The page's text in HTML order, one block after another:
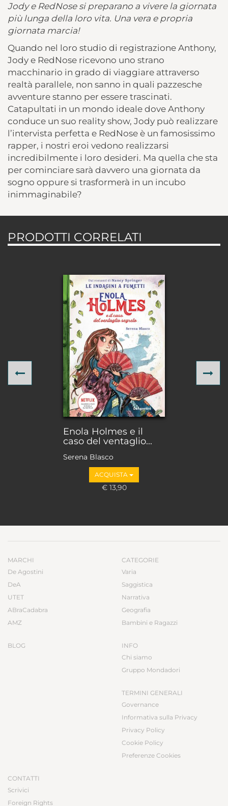
Jody e RedNose si preparano a vivere la giornata
più lunga della loro vita. Una vera e propria
giornata marcia!
Quando nel loro studio di registrazione Anthony,
Jody e RedNose ricevono uno strano
macchinario in grado di viaggiare attraverso
realtà parallele, non sanno in quali pazzesche
avventure stanno per essere trascinati.
Catapultati in un mondo ideale dove Anthony
conduce un suo reality show, Jody può realizzare
l’intervista perfetta e RedNose è un famosissimo
rapper, i nostri eroi vedono realizzarsi
incredibilmente i loro desideri. Ma quella che sta
per cominciare sarà davvero una giornata da
sogno oppure si trasformerà in un incubo
inimmaginabile?
PRODOTTI CORRELATI
Enola Holmes e il
caso del ventaglio...
Serena Blasco
ACQUISTA
€ 13,90
Previous
MARCHI
De Agostini
DeA
UTET
ABraCadabra
AMZ
BLOG
CATEGORIE
Varia
Saggistica
Narrativa
Geografia
Bambini e Ragazzi
INFO
Chi siamo
Gruppo Mondadori
TERMINI GENERALI
Governance
Informativa sulla Privacy
Privacy Policy
Cookie Policy
Preferenze Cookies
CONTATTI
Scrivici
Foreign Rights